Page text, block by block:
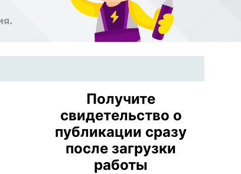
Получите
свидетельство о
публикации сразу
после загрузки
работы